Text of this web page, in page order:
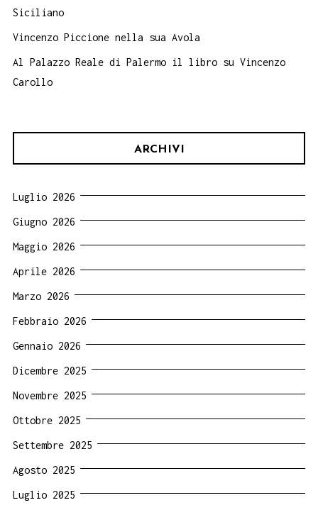
Siciliano
Vincenzo Piccione nella sua Avola
Al Palazzo Reale di Palermo il libro su Vincenzo
Carollo
ARCHIVI
Luglio 2026
Giugno 2026
Maggio 2026
Aprile 2026
Marzo 2026
Febbraio 2026
Gennaio 2026
Dicembre 2025
Novembre 2025
Ottobre 2025
Settembre 2025
Agosto 2025
Luglio 2025